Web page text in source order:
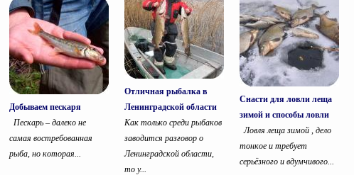
Добываем пескаря
Пескарь – далеко не
самая востребованная
рыба, но которая...
Отличная рыбалка в
Ленинградской области
Как только среди рыбаков
заводится разговор о
Ленинградской области,
то у...
Снасти для ловли леща
зимой и способы ловли
Ловля леща зимой , дело
тонкое и требует
серьёзного и вдумчивого...